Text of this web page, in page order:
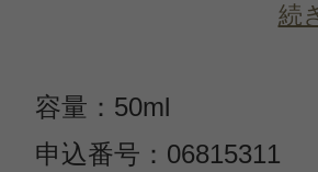
続
容量：50ml
申込番号：06815311